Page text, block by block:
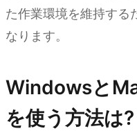
た作業環境を維持する
なります。
Windowsと
を使う方法は?